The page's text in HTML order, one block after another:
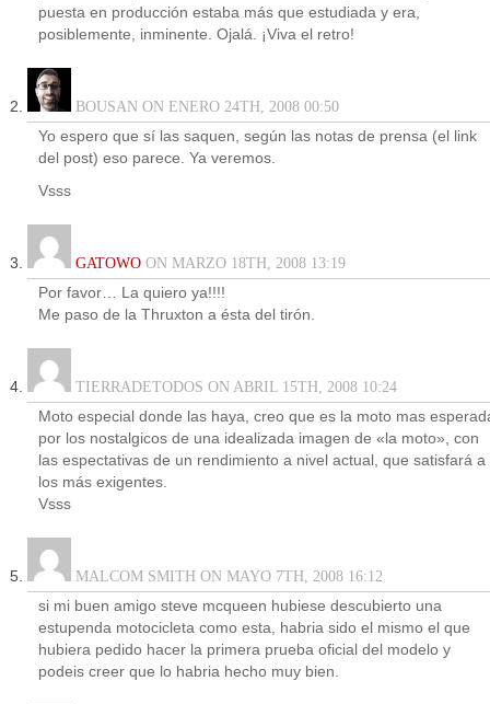
puesta en producción estaba más que estudiada y era,
posiblemente, inminente. Ojalá. ¡Viva el retro!
BOUSAN ON ENERO 24TH, 2008 00:50
Yo espero que sí las saquen, según las notas de prensa (el link
del post) eso parece. Ya veremos.
Vsss
GATOWO ON MARZO 18TH, 2008 13:19
Por favor… La quiero ya!!!!
Me paso de la Thruxton a ésta del tirón.
TIERRADETODOS ON ABRIL 15TH, 2008 10:24
Moto especial donde las haya, creo que es la moto mas
por los nostalgicos de una idealizada imagen de «la moto», con
las espectativas de un rendimiento a nivel actual, que satisfará a
los más exigentes.
Vsss
MALCOM SMITH ON MAYO 7TH, 2008 16:12
si mi buen amigo steve mcqueen hubiese descubierto una
estupenda motocicleta como esta, habria sido el mismo el que
hubiera pedido hacer la primera prueba oficial del modelo y
podeis creer que lo habria hecho muy bien.